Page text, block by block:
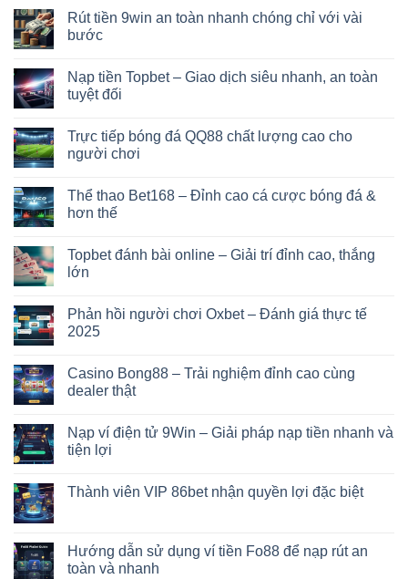
Rút tiền 9win an toàn nhanh chóng chỉ với vài
bước
Nạp tiền Topbet – Giao dịch siêu nhanh, an toàn
tuyệt đối
Trực tiếp bóng đá QQ88 chất lượng cao cho
người chơi
Thể thao Bet168 – Đỉnh cao cá cược bóng đá &
hơn thế
Topbet đánh bài online – Giải trí đỉnh cao, thắng
lớn
Phản hồi người chơi Oxbet – Đánh giá thực tế
2025
Casino Bong88 – Trải nghiệm đỉnh cao cùng
dealer thật
Nạp ví điện tử 9Win – Giải pháp nạp tiền nhanh và
tiện lợi
Thành viên VIP 86bet nhận quyền lợi đặc biệt
Hướng dẫn sử dụng ví tiền Fo88 để nạp rút an
toàn và nhanh